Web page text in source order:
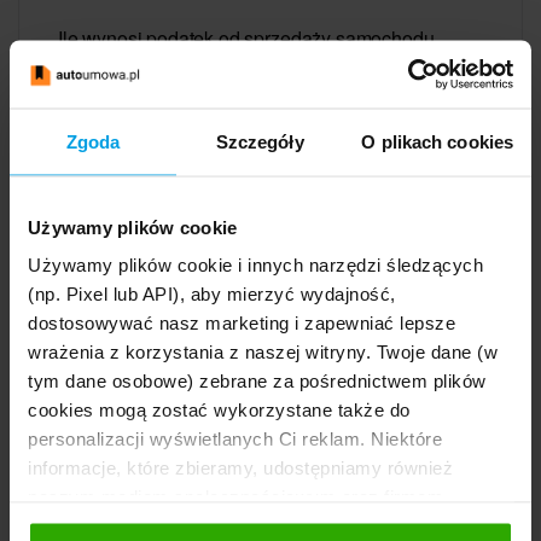
Zgoda Szczegóły O plikach cookies
Używamy plików cookie
Używamy plików cookie i innych narzędzi śledzących
(np. Pixel lub API), aby mierzyć wydajność,
dostosowywać nasz marketing i zapewniać lepsze
wrażenia z korzystania z naszej witryny. Twoje dane (w
tym dane osobowe) zebrane za pośrednictwem plików
cookies mogą zostać wykorzystane także do
personalizacji wyświetlanych Ci reklam. Niektóre
informacje, które zbieramy, udostępniamy również
reklamowym i analitycznym, z którymi współpracujemy.
Ile wynosi podatek od sprzedaży samochodu
firmowego?
Czy sprzedaż samochodu firmowego zwalnia z
podatku VAT?
Redakcja autoumowa.pl
Administrator